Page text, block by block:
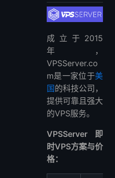
成立于2015
年，
VPSServer.co
m是一家位于美
国的科技公司，
提供可靠且强大
的VPS服务。
VPSServer 即
时VPS方案与价
格：